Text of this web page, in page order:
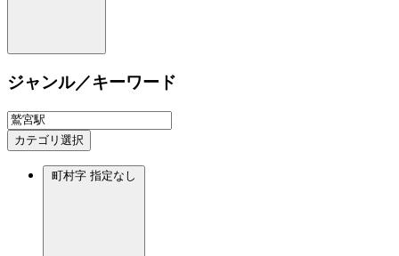
ジャンル／キーワード
カテゴリ選択
町村字 指定なし